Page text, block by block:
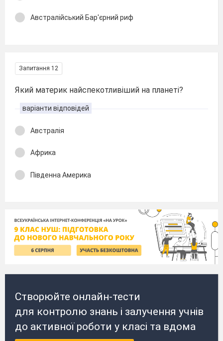
Австралійський Бар′єрний риф
Запитання 12
Який материк найспекотливіший на планеті?
варіанти відповідей
Австралія
Африка
Південна Америка
Створюйте онлайн-тести
для контролю знань і залучення учнів
до активної роботи у класі та вдома